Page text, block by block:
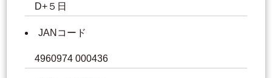
D+５日
JANコード
4960974 000436